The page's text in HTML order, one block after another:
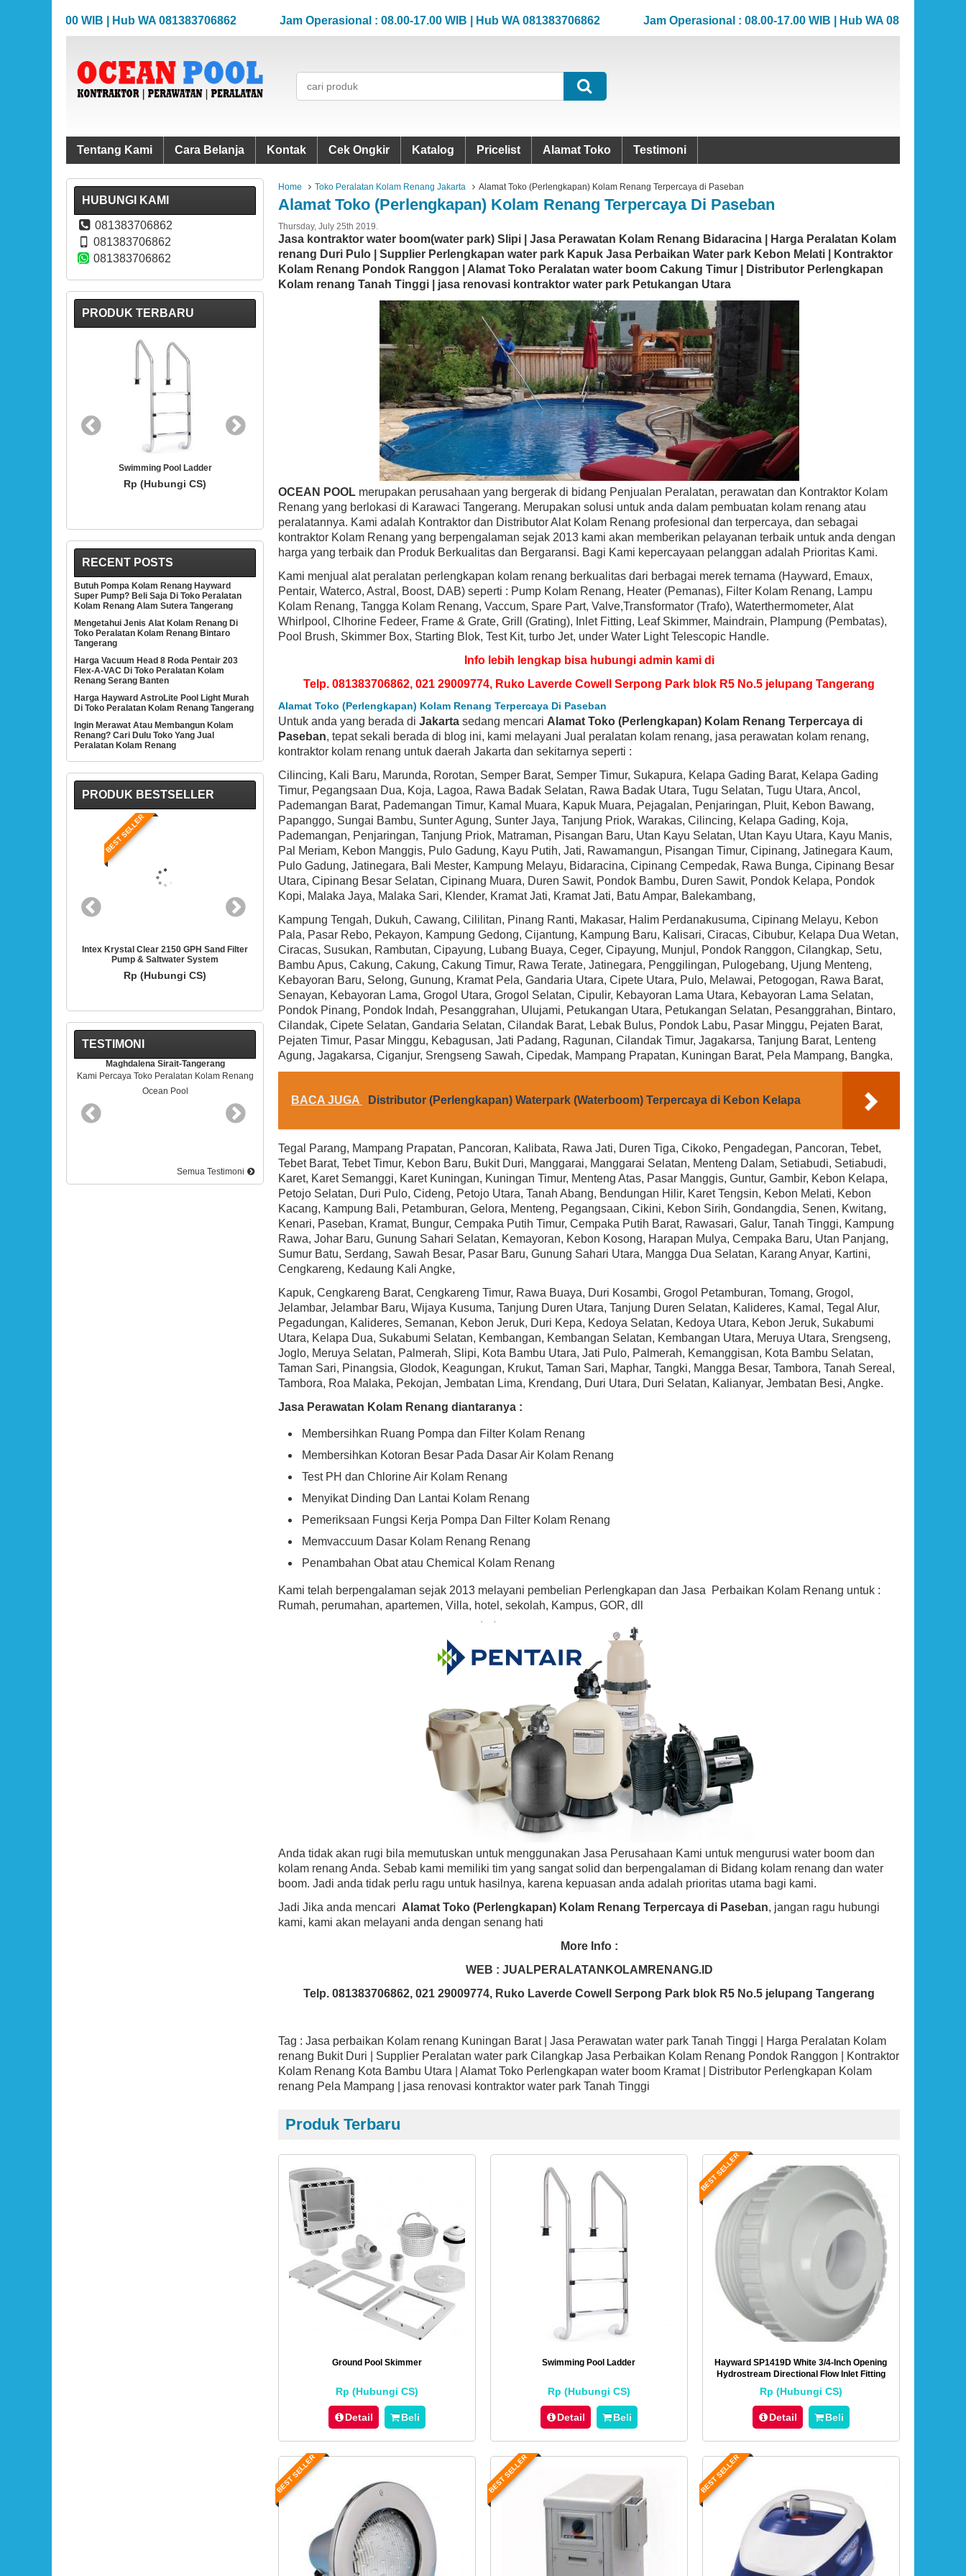
17.00 WIB | Hub WA 081383706862 Jam Operasional : 08.00-17.00 WIB | Hub WA 081383706862 Jam Operasional : 08.00-17.00 WIB | Hub WA 081383706862
Tentang Kami Cara Belanja Kontak Cek Ongkir Katalog Pricelist Alamat Toko Testimoni
Home Toko Peralatan Kolam Renang Jakarta Alamat Toko (Perlengkapan) Kolam Renang Terpercaya di Paseban
Alamat Toko (Perlengkapan) Kolam Renang Terpercaya Di Paseban
Thursday, July 25th 2019.
Jasa kontraktor water boom(water park) Slipi | Jasa Perawatan Kolam Renang Bidaracina | Harga Peralatan Kolam
renang Duri Pulo | Supplier Perlengkapan water park Kapuk Jasa Perbaikan Water park Kebon Melati | Kontraktor
Kolam Renang Pondok Ranggon | Alamat Toko Peralatan water boom Cakung Timur | Distributor Perlengkapan
Kolam renang Tanah Tinggi | jasa renovasi kontraktor water park Petukangan Utara
OCEAN POOL merupakan perusahaan yang bergerak di bidang Penjualan Peralatan, perawatan dan Kontraktor Kolam
Renang yang berlokasi di Karawaci Tangerang. Merupakan solusi untuk anda dalam pembuatan kolam renang atau
peralatannya. Kami adalah Kontraktor dan Distributor Alat Kolam Renang profesional dan terpercaya, dan sebagai
kontraktor Kolam Renang yang berpengalaman sejak 2013 kami akan memberikan pelayanan terbaik untuk anda dengan
harga yang terbaik dan Produk Berkualitas dan Bergaransi. Bagi Kami kepercayaan pelanggan adalah Prioritas Kami.
Kami menjual alat peralatan perlengkapan kolam renang berkualitas dari berbagai merek ternama (Hayward, Emaux,
Pentair, Waterco, Astral, Boost, DAB) seperti : Pump Kolam Renang, Heater (Pemanas), Filter Kolam Renang, Lampu
Kolam Renang, Tangga Kolam Renang, Vaccum, Spare Part, Valve,Transformator (Trafo), Waterthermometer, Alat
Whirlpool, Clhorine Fedeer, Frame & Grate, Grill (Grating), Inlet Fitting, Leaf Skimmer, Maindrain, Plampung (Pembatas),
Pool Brush, Skimmer Box, Starting Blok, Test Kit, turbo Jet, under Water Light Telescopic Handle.
Info lebih lengkap bisa hubungi admin kami di
Telp. 081383706862, 021 29009774, Ruko Laverde Cowell Serpong Park blok R5 No.5 jelupang Tangerang
Alamat Toko (Perlengkapan) Kolam Renang Terpercaya Di Paseban
Untuk anda yang berada di Jakarta sedang mencari Alamat Toko (Perlengkapan) Kolam Renang Terpercaya di
Paseban, tepat sekali berada di blog ini, kami melayani Jual peralatan kolam renang, jasa perawatan kolam renang,
kontraktor kolam renang untuk daerah Jakarta dan sekitarnya seperti :
Cilincing, Kali Baru, Marunda, Rorotan, Semper Barat, Semper Timur, Sukapura, Kelapa Gading Barat, Kelapa Gading
Timur, Pegangsaan Dua, Koja, Lagoa, Rawa Badak Selatan, Rawa Badak Utara, Tugu Selatan, Tugu Utara, Ancol,
Pademangan Barat, Pademangan Timur, Kamal Muara, Kapuk Muara, Pejagalan, Penjaringan, Pluit, Kebon Bawang,
Papanggo, Sungai Bambu, Sunter Agung, Sunter Jaya, Tanjung Priok, Warakas, Cilincing, Kelapa Gading, Koja,
Pademangan, Penjaringan, Tanjung Priok, Matraman, Pisangan Baru, Utan Kayu Selatan, Utan Kayu Utara, Kayu Manis,
Pal Meriam, Kebon Manggis, Pulo Gadung, Kayu Putih, Jati, Rawamangun, Pisangan Timur, Cipinang, Jatinegara Kaum,
Pulo Gadung, Jatinegara, Bali Mester, Kampung Melayu, Bidaracina, Cipinang Cempedak, Rawa Bunga, Cipinang Besar
Utara, Cipinang Besar Selatan, Cipinang Muara, Duren Sawit, Pondok Bambu, Duren Sawit, Pondok Kelapa, Pondok
Kopi, Malaka Jaya, Malaka Sari, Klender, Kramat Jati, Kramat Jati, Batu Ampar, Balekambang,
Kampung Tengah, Dukuh, Cawang, Cililitan, Pinang Ranti, Makasar, Halim Perdanakusuma, Cipinang Melayu, Kebon
Pala, Pasar Rebo, Pekayon, Kampung Gedong, Cijantung, Kampung Baru, Kalisari, Ciracas, Cibubur, Kelapa Dua Wetan,
Ciracas, Susukan, Rambutan, Cipayung, Lubang Buaya, Ceger, Cipayung, Munjul, Pondok Ranggon, Cilangkap, Setu,
Bambu Apus, Cakung, Cakung, Cakung Timur, Rawa Terate, Jatinegara, Penggilingan, Pulogebang, Ujung Menteng,
Kebayoran Baru, Selong, Gunung, Kramat Pela, Gandaria Utara, Cipete Utara, Pulo, Melawai, Petogogan, Rawa Barat,
Senayan, Kebayoran Lama, Grogol Utara, Grogol Selatan, Cipulir, Kebayoran Lama Utara, Kebayoran Lama Selatan,
Pondok Pinang, Pondok Indah, Pesanggrahan, Ulujami, Petukangan Utara, Petukangan Selatan, Pesanggrahan, Bintaro,
Cilandak, Cipete Selatan, Gandaria Selatan, Cilandak Barat, Lebak Bulus, Pondok Labu, Pasar Minggu, Pejaten Barat,
Pejaten Timur, Pasar Minggu, Kebagusan, Jati Padang, Ragunan, Cilandak Timur, Jagakarsa, Tanjung Barat, Lenteng
Agung, Jagakarsa, Ciganjur, Srengseng Sawah, Cipedak, Mampang Prapatan, Kuningan Barat, Pela Mampang, Bangka,
BACA JUGA Distributor (Perlengkapan) Waterpark (Waterboom) Terpercaya di Kebon Kelapa
Tegal Parang, Mampang Prapatan, Pancoran, Kalibata, Rawa Jati, Duren Tiga, Cikoko, Pengadegan, Pancoran, Tebet,
Tebet Barat, Tebet Timur, Kebon Baru, Bukit Duri, Manggarai, Manggarai Selatan, Menteng Dalam, Setiabudi, Setiabudi,
Karet, Karet Semanggi, Karet Kuningan, Kuningan Timur, Menteng Atas, Pasar Manggis, Guntur, Gambir, Kebon Kelapa,
Petojo Selatan, Duri Pulo, Cideng, Petojo Utara, Tanah Abang, Bendungan Hilir, Karet Tengsin, Kebon Melati, Kebon
Kacang, Kampung Bali, Petamburan, Gelora, Menteng, Pegangsaan, Cikini, Kebon Sirih, Gondangdia, Senen, Kwitang,
Kenari, Paseban, Kramat, Bungur, Cempaka Putih Timur, Cempaka Putih Barat, Rawasari, Galur, Tanah Tinggi, Kampung
Rawa, Johar Baru, Gunung Sahari Selatan, Kemayoran, Kebon Kosong, Harapan Mulya, Cempaka Baru, Utan Panjang,
Sumur Batu, Serdang, Sawah Besar, Pasar Baru, Gunung Sahari Utara, Mangga Dua Selatan, Karang Anyar, Kartini,
Cengkareng, Kedaung Kali Angke,
Kapuk, Cengkareng Barat, Cengkareng Timur, Rawa Buaya, Duri Kosambi, Grogol Petamburan, Tomang, Grogol,
Jelambar, Jelambar Baru, Wijaya Kusuma, Tanjung Duren Utara, Tanjung Duren Selatan, Kalideres, Kamal, Tegal Alur,
Pegadungan, Kalideres, Semanan, Kebon Jeruk, Duri Kepa, Kedoya Selatan, Kedoya Utara, Kebon Jeruk, Sukabumi
Utara, Kelapa Dua, Sukabumi Selatan, Kembangan, Kembangan Selatan, Kembangan Utara, Meruya Utara, Srengseng,
Joglo, Meruya Selatan, Palmerah, Slipi, Kota Bambu Utara, Jati Pulo, Palmerah, Kemanggisan, Kota Bambu Selatan,
Taman Sari, Pinangsia, Glodok, Keagungan, Krukut, Taman Sari, Maphar, Tangki, Mangga Besar, Tambora, Tanah Sereal,
Tambora, Roa Malaka, Pekojan, Jembatan Lima, Krendang, Duri Utara, Duri Selatan, Kalianyar, Jembatan Besi, Angke.
Jasa Perawatan Kolam Renang diantaranya :
Membersihkan Ruang Pompa dan Filter Kolam Renang
Membersihkan Kotoran Besar Pada Dasar Air Kolam Renang
Test PH dan Chlorine Air Kolam Renang
Menyikat Dinding Dan Lantai Kolam Renang
Pemeriksaan Fungsi Kerja Pompa Dan Filter Kolam Renang
Memvaccuum Dasar Kolam Renang Renang
Penambahan Obat atau Chemical Kolam Renang
Kami telah berpengalaman sejak 2013 melayani pembelian Perlengkapan dan Jasa Perbaikan Kolam Renang untuk :
Rumah, perumahan, apartemen, Villa, hotel, sekolah, Kampus, GOR, dll
Anda tidak akan rugi bila memutuskan untuk menggunakan Jasa Perusahaan Kami untuk mengurusi water boom dan
kolam renang Anda. Sebab kami memiliki tim yang sangat solid dan berpengalaman di Bidang kolam renang dan water
boom. Jadi anda tidak perlu ragu untuk hasilnya, karena kepuasan anda adalah prioritas utama bagi kami.
Jadi Jika anda mencari Alamat Toko (Perlengkapan) Kolam Renang Terpercaya di Paseban, jangan ragu hubungi
kami, kami akan melayani anda dengan senang hati
More Info :
WEB : JUALPERALATANKOLAMRENANG.ID
Telp. 081383706862, 021 29009774, Ruko Laverde Cowell Serpong Park blok R5 No.5 jelupang Tangerang
Tag : Jasa perbaikan Kolam renang Kuningan Barat | Jasa Perawatan water park Tanah Tinggi | Harga Peralatan Kolam
renang Bukit Duri | Supplier Peralatan water park Cilangkap Jasa Perbaikan Kolam Renang Pondok Ranggon | Kontraktor
Kolam Renang Kota Bambu Utara | Alamat Toko Perlengkapan water boom Kramat | Distributor Perlengkapan Kolam
renang Pela Mampang | jasa renovasi kontraktor water park Tanah Tinggi
Produk Terbaru
Ground Pool Skimmer
Rp (Hubungi CS)
Detail Beli
Swimming Pool Ladder
Rp (Hubungi CS)
Detail Beli
BEST SELLER
Hayward SP1419D White 3/4-Inch Opening
Hydrostream Directional Flow Inlet Fitting
With 1-1/2-Inch MIP Thread
Rp (Hubungi CS)
Detail Beli
BEST SELLER BEST SELLER BEST SELLER
HUBUNGI KAMI
081383706862
081383706862
081383706862
PRODUK TERBARU
BEST SELLER
Hayward SP1419D White 3/4-Inch Opening
Hydrostream Directional Flow Inlet Fitting
With 1-1/2-Inch MIP Thread
Hayward SP0583L30 AstroLite Pool Light,
Thermoplastic Face Rim, 120-Volt, 30-Foot
Cord
Rp (Hubungi CS)
BEST SELLER
Hayward H100IDP1 H-Series 100,000 BTU
Above Ground Pool & Spa Heater, Propane,
Low Nox
Rp (Hubungi CS)
Ground Pool Skimmer
Rp (Hubungi CS)
RECENT POSTS
Butuh Pompa Kolam Renang Hayward
Super Pump? Beli Saja Di Toko Peralatan
Kolam Renang Alam Sutera Tangerang
Mengetahui Jenis Alat Kolam Renang Di
Toko Peralatan Kolam Renang Bintaro
Tangerang
Harga Vacuum Head 8 Roda Pentair 203
Flex-A-VAC Di Toko Peralatan Kolam
Renang Serang Banten
Harga Hayward AstroLite Pool Light Murah
Di Toko Peralatan Kolam Renang Tangerang
Ingin Merawat Atau Membangun Kolam
Renang? Cari Dulu Toko Yang Jual
Peralatan Kolam Renang
PRODUK BESTSELLER
BEST SELLER
Intex 28635EG Krystal Clear Cartridge Filter
Pump For Above Ground Pools
Rp (Hubungi CS)
BEST SELLER
Hayward SP1580X15 Power-Flo LX Series 1-
1/2-Horsepower Above-Ground Pool Pump
With Cord
Rp (Hubungi CS)
BEST SELLER
Hayward SP1593 PowerFlo Matrix 1.5 HP
Above-Ground Swimming Pool Pump
Rp (Hubungi CS)
BEST SELLER
Hayward SP0714T VariFlo Top-Mount
Control Value, Black
Rp (Hubungi CS)
TESTIMONI
Rudy Kris-BSD Tangerang
Pelayananya Mantap. Terimakasih
Semua Testimoni